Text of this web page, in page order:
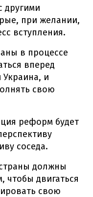
другими
при желании,
вступления.
в процессе
вперед
Украина, и
свою
реформ будет
соседа.
должны
чтобы двигаться
свою